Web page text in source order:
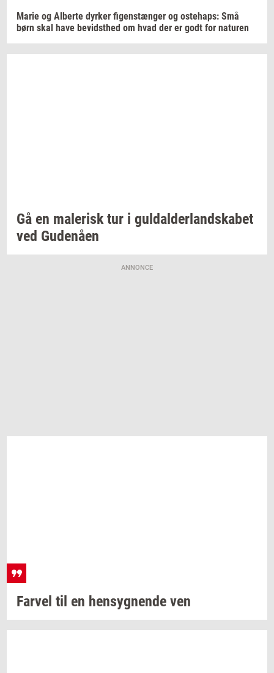
Marie og Al­ber­te dyr­ker fi­genstæn­ger og oste­haps: Små
børn skal have be­vidst­hed om hvad der er godt for na­tu­ren
Gå en ma­le­risktur i gul­dal­der­land­ska­bet
ved Gu­denå­en
ANNONCE
Far­vel til en hen­syg­nen­de ven